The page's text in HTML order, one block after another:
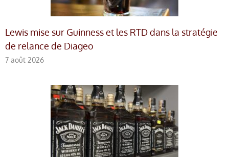
Lewis mise sur Guinness et les RTD dans la stratégie
de relance de Diageo
7 août 2026